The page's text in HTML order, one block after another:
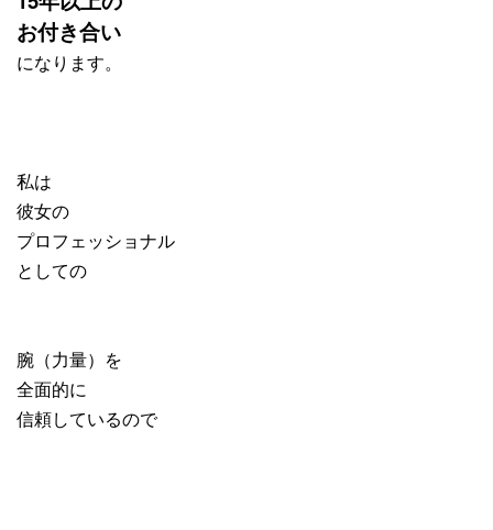
お付き合い
になります。
私は
彼女の
プロフェッショナル
としての
腕（力量）を
全面的に
信頼しているので